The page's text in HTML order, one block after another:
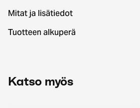
Mitat ja lisätiedot
Tuotteen alkuperä
Katso myös